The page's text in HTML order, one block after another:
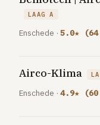
Meldpunt
LAAG A
Enschede · 5.0★
Airco-Klima
Enschede · 4.9★